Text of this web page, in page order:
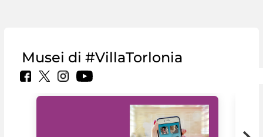
Musei di #VillaTorlonia